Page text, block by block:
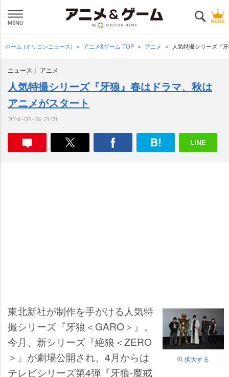
ホーム (オリコンニュース) アニメ&ゲーム TOP アニメ 人気特撮シリーズ『
ニュース アニメ
人気特撮シリーズ『牙狼』春はドラマ、秋は
アニメがスタート
2014-03-26 21:01
拡大する
東北新社が制作を手がける人気特
撮シリーズ『牙狼＜GARO＞』。
今月、新シリーズ『絶狼＜ZERO
＞』が劇場公開され、4月からは
テレビシリーズ第4弾『牙狼-魔戒